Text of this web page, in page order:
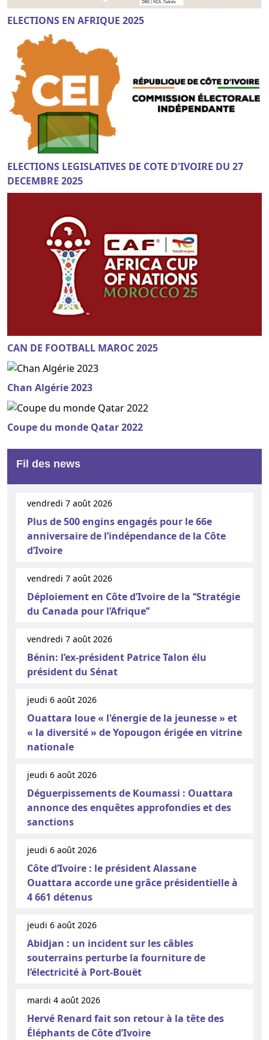
ELECTIONS EN AFRIQUE 2025
ELECTIONS LEGISLATIVES DE COTE D'IVOIRE DU 27
DECEMBRE 2025
CAN DE FOOTBALL MAROC 2025
Chan Algérie 2023
Coupe du monde Qatar 2022
Fil des news
vendredi 7 août 2026
Plus de 500 engins engagés pour le 66e
anniversaire de l’indépendance de la Côte
d’Ivoire
vendredi 7 août 2026
Déploiement en Côte d’Ivoire de la ‘‘Stratégie
du Canada pour l’Afrique’’
vendredi 7 août 2026
Bénin: l’ex-président Patrice Talon élu
président du Sénat
jeudi 6 août 2026
Ouattara loue « l'énergie de la jeunesse » et
« la diversité » de Yopougon érigée en vitrine
nationale
jeudi 6 août 2026
Déguerpissements de Koumassi : Ouattara
annonce des enquêtes approfondies et des
sanctions
jeudi 6 août 2026
Côte d’Ivoire : le président Alassane
Ouattara accorde une grâce présidentielle à
4 661 détenus
jeudi 6 août 2026
Abidjan : un incident sur les câbles
souterrains perturbe la fourniture de
l’électricité à Port-Bouët
mardi 4 août 2026
Hervé Renard fait son retour à la tête des
Éléphants de Côte d’Ivoire